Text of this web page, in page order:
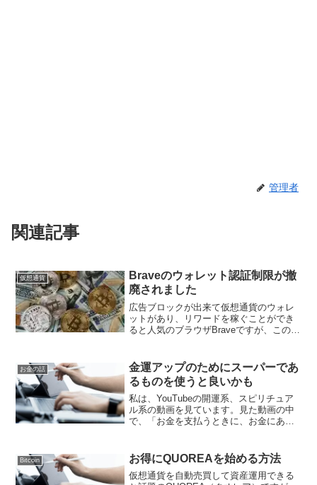
管理者
関連記事
仮想通貨
Braveのウォレット認証制限が撤
廃されました
広告ブロックが出来て仮想通貨のウォレ
ットがあり、リワードを稼ぐことができ
ると人気のブラウザBraveですが、この度
ージョンの違うBraveを含めて、合計４つ
までしかビッ...
お金の話
金運アップのためにスーパーであ
るものを使うと良いかも
私は、YouTubeの開運系、スピリチュア
ル系の動画を見ています。見た動画の中
で、「お金を支払うときに、お金にあり
も、レジでお支払いをするときに、お金
に向かってありがと...
Bitcoin お得にQUOREAを始める方法
仮想通貨を自動売買して資産運用できる